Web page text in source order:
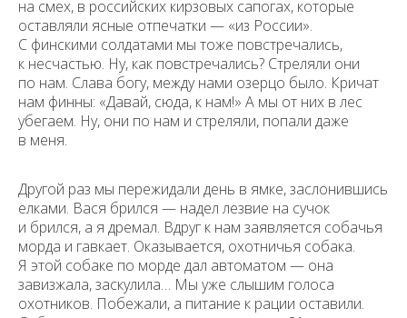
на смех, в российских кирзовых сапогах, которые
оставляли ясные отпечатки — «из России».
С финскими солдатами мы тоже повстречались,
к несчастью. Ну, как повстречались? Стреляли они
по нам. Слава богу, между нами озерцо было. Кричат
нам финны: «Давай, сюда, к нам!» А мы от них в лес
убегаем. Ну, они по нам и стреляли, попали даже
в меня.
Другой раз мы пережидали день в ямке, заслонившись
елками. Вася брился — надел лезвие на сучок
и брился, а я дремал. Вдруг к нам заявляется собачья
морда и гавкает. Оказывается, охотничья собака.
Я этой собаке по морде дал автоматом — она
завизжала, заскулила… Мы уже слышим голоса
охотников. Побежали, а питание к рации оставили.